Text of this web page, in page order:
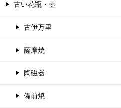
古い花瓶・壺
古伊万里
薩摩焼
陶磁器
備前焼